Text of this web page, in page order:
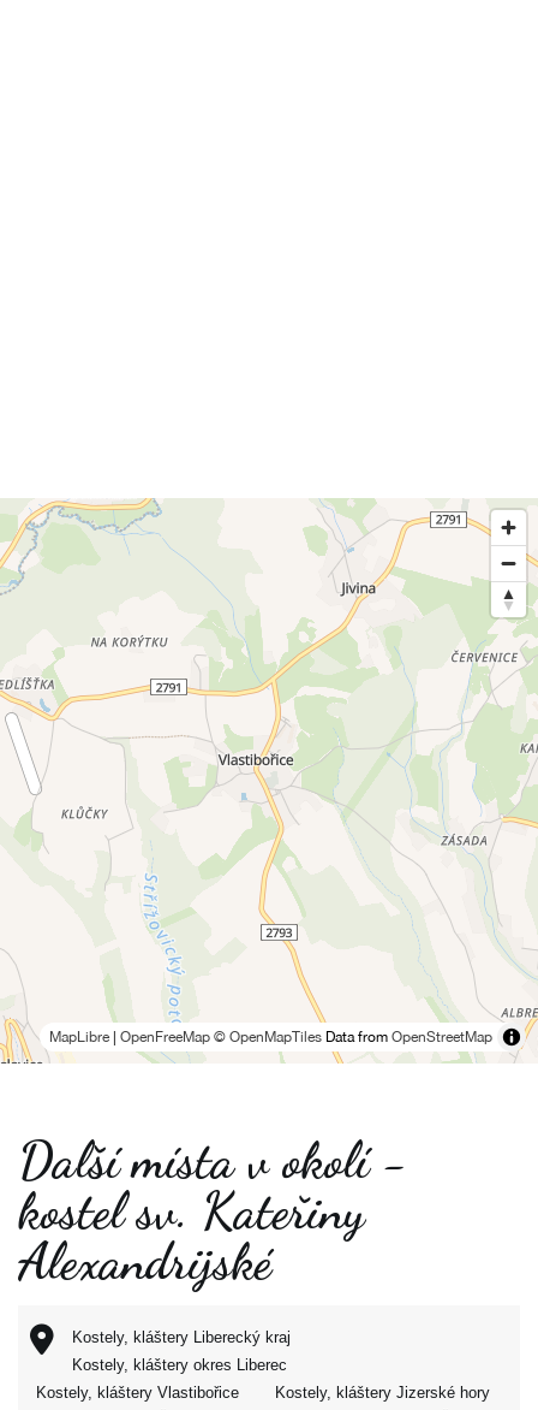
MapLibre OpenFreeMap © OpenMapTiles Data from OpenStreetMap
Další místa v okolí -
kostel sv. Kateřiny
Alexandrijské
Kostely, kláštery Liberecký kraj
Kostely, kláštery okres Liberec
Kostely, kláštery Vlastibořice
Kostely, kláštery Jizerské hory